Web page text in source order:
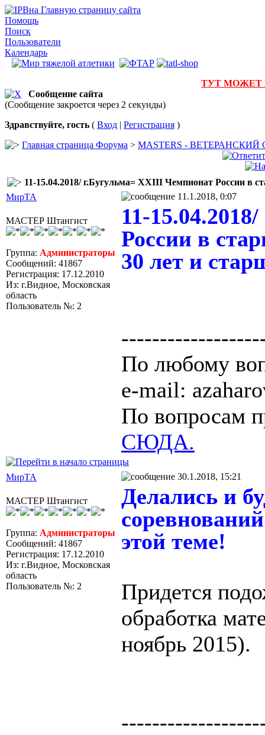
на Главную страницу сайта
Помощь
Поиск
Пользователи
Календарь
ТУТ МОЖЕТ
Сообщение сайта
(Сообщение закроется через 2 секунды)
Здравствуйте, гость ( Вход | Регистрация )
Главная страница Форума > MASTERS - ВЕТЕРАНСКИЙ
11-15.04.2018/ г.Бугульма= XXIII Чемпионат России в
МирТА
11.1.2018, 0:07
МАСТЕР Штангист
Группа: Администраторы
Сообщений: 41867
Регистрация: 17.12.2010
Из: г.Видное, Московская
область
Пользователь №: 2
11-
России в
30 лет и
По любому
e-mail:
По вопросам
СЮДА.
МирТА 30.1.2018, 15:21
МАСТЕР Штангист
Группа: Администраторы
Сообщений: 41867
Регистрация: 17.12.2010
Из: г.Видное, Московская
область
Пользователь №: 2
Делались и
этой теме!
Придется
обработка
ноябрь 2015).